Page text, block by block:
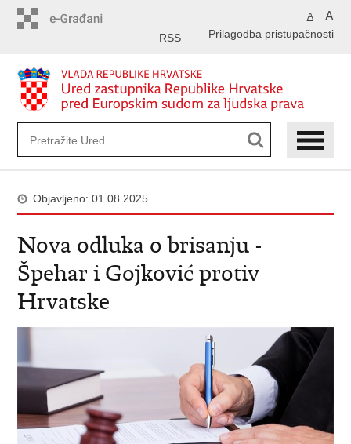
A A
Prilagodba pristupačnosti
RSS
Objavljeno: 01.08.2025.
Nova odluka o brisanju -
Špehar i Gojković protiv
Hrvatske